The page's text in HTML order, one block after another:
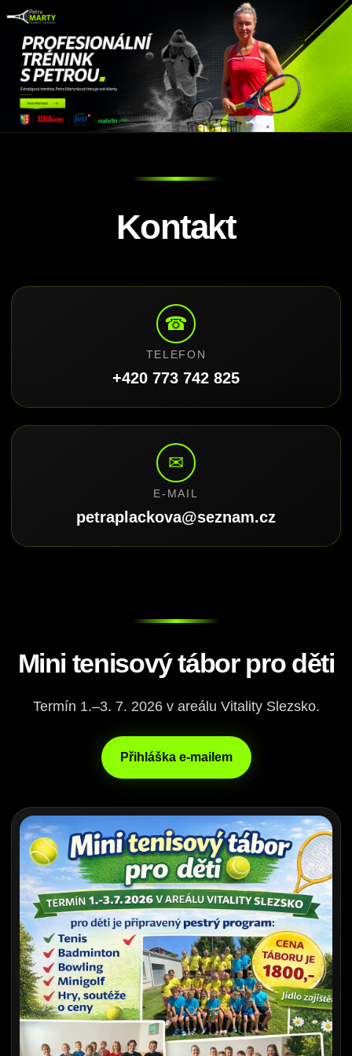
Kontakt
☎
TELEFON
+420 773 742 825
✉
E-MAIL
petraplackova@seznam.cz
Mini tenisový tábor pro děti
Termín 1.–3. 7. 2026 v areálu Vitality Slezsko.
Přihláška e-mailem